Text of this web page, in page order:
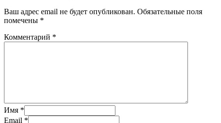
Ваш адрес email не будет опубликован. Обязательные поля
помечены *
Комментарий *
Имя *
Email *